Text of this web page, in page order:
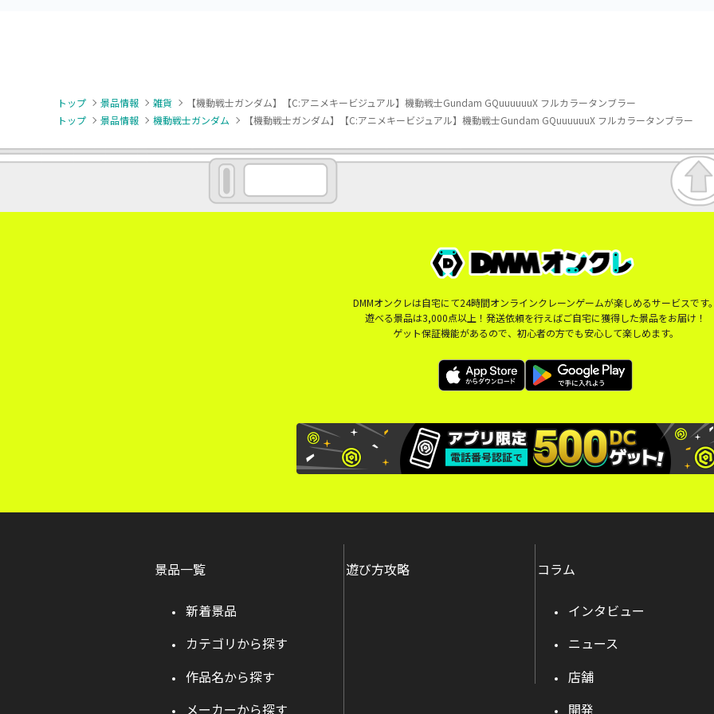
トップ 景品情報 雑貨
【機動戦士ガンダム】【C:アニメキービジュアル】機動戦士Gundam GQuuuuuuX フルカラータンブラー
トップ
景品情報 機動戦士ガンダム 【機動戦士ガンダム】【C:アニメキービジュアル】機動戦士Gundam GQuuuuuuX フルカラータンブラー
DMMオンクレは自宅にて24時間オンラインクレーンゲームが楽しめるサービスです
遊べる景品は3,000点以上！発送依頼を行えばご自宅に獲得した景品をお届け！
ゲット保証機能があるので、初心者の方でも安心して楽しめます。
景品一覧
新着景品
カテゴリから探す
作品名から探す
メーカーから探す
遊び方攻略 コラム
インタビュー
ニュース
店舗
開発